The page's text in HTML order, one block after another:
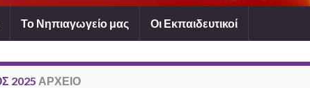
Το Νηπιαγωγείο μας Οι Εκπαιδευτικοί
2025 ΑΡΧΕΊΟ